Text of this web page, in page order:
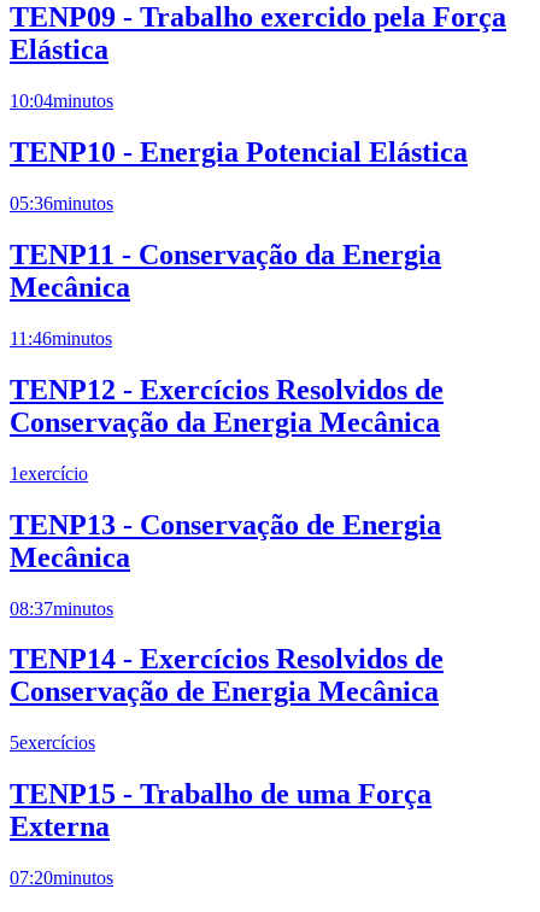
TENP09 - Trabalho exercido pela Força
Elástica
10:04minutos
TENP10 - Energia Potencial Elástica
05:36minutos
TENP11 - Conservação da Energia
Mecânica
11:46minutos
TENP12 - Exercícios Resolvidos de
Conservação da Energia Mecânica
1exercício
TENP13 - Conservação de Energia
Mecânica
08:37minutos
TENP14 - Exercícios Resolvidos de
Conservação de Energia Mecânica
5exercícios
TENP15 - Trabalho de uma Força
Externa
07:20minutos